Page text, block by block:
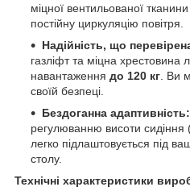
міцної вентильованої
постійну циркуляцію повітря.
Надійність, що
газліфт та міцна хрестовина
навантаження до 120 кг . Ви
своїй безпеці.
Бездоганна адаптивність:
регулюванню висоти сидіння
легко підлаштовується під
столу.
Технічні характеристики